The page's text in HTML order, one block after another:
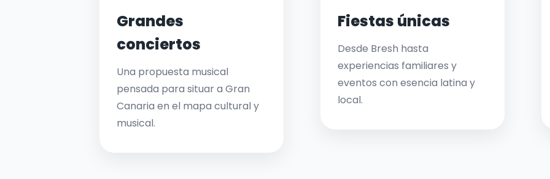
Grandes
conciertos
Una propuesta musical
pensada para situar a Gran
Canaria en el mapa cultural y
musical.
Fiestas únicas
Desde Bresh hasta
experiencias familiares y
eventos con esencia latina y
local.